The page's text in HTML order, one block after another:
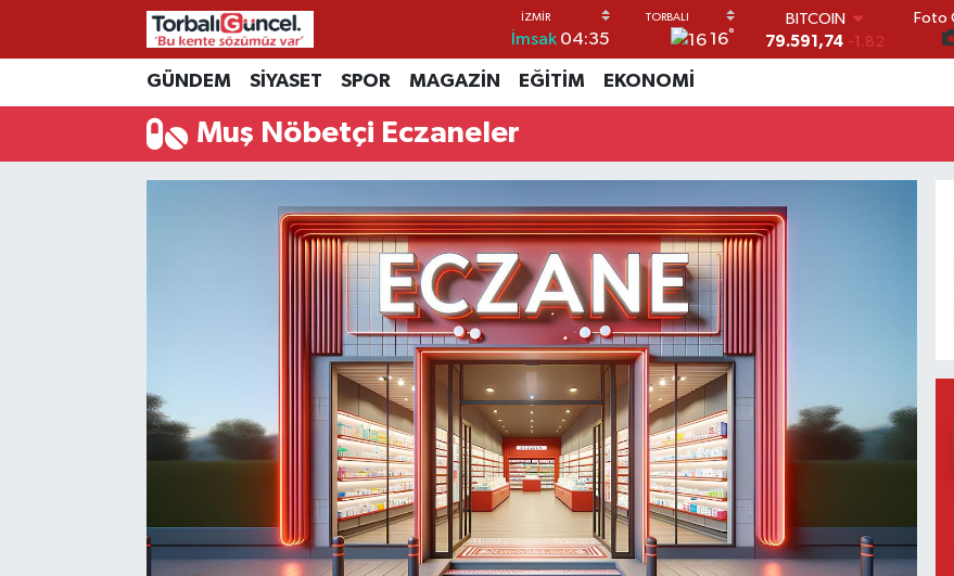
İmsak 04:35 16°
79.591,74
-1.82
DOLAR
45,43620 0.02
53,38690 0.19
Foto
GÜNDEM SİYASET SPOR MAGAZİN EĞİTİM EKONOMİ
Muş Nöbetçi Eczaneler
İzmir Nöbetçi Eczaneler
İzmir Hava Durumu
İzmir Trafik Yoğunluk Haritası
Son Dakika Haberleri